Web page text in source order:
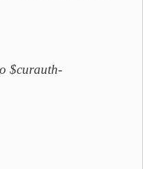
$curauth-